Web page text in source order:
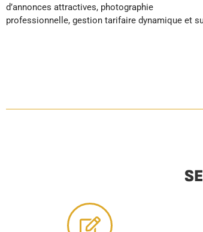
d’annonces attractives, photographie
professionnelle, gestion tarifaire dynamique et
locations fonctionnent en pilote automatique tout
en garantissant d’excellents avis clients et